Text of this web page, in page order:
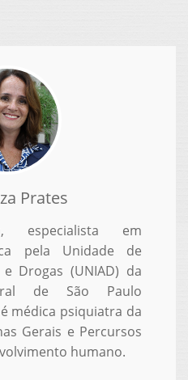
Prates
especialista em
pela Unidade de
Drogas (UNIAD) da
de São Paulo
médica psiquiatra da
Gerais e Percursos
humano.